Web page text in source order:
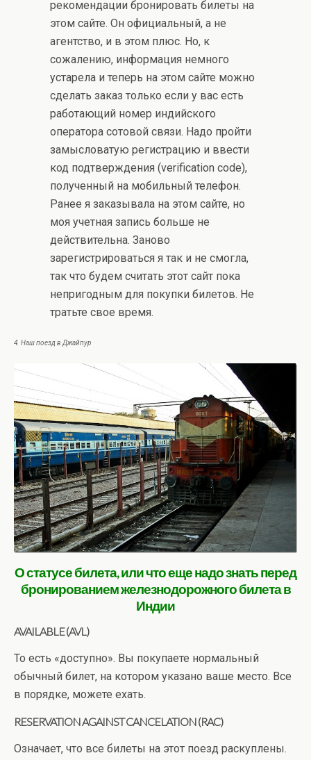
рекомендации бронировать билеты на
этом сайте. Он официальный, а не
агентство, и в этом плюс. Но, к
сожалению, информация немного
устарела и теперь на этом сайте можно
сделать заказ только если у вас есть
работающий номер индийского
оператора сотовой связи. Надо пройти
замысловатую регистрацию и ввести
код подтверждения (verification code),
полученный на мобильный телефон.
Ранее я заказывала на этом сайте, но
моя учетная запись больше не
действительна. Заново
зарегистрироваться я так и не смогла,
так что будем считать этот сайт пока
непригодным для покупки билетов. Не
тратьте свое время.
4. Наш поезд в Джайпур
О статусе билета, или что еще надо знать перед
бронированием железнодорожного билета в
Индии
AVAILABLE (AVL)
То есть «доступно». Вы покупаете нормальный
обычный билет, на котором указано ваше место. Все
в порядке, можете ехать.
RESERVATION AGAINST CANCELATION (RAC)
Означает, что все билеты на этот поезд раскуплены.